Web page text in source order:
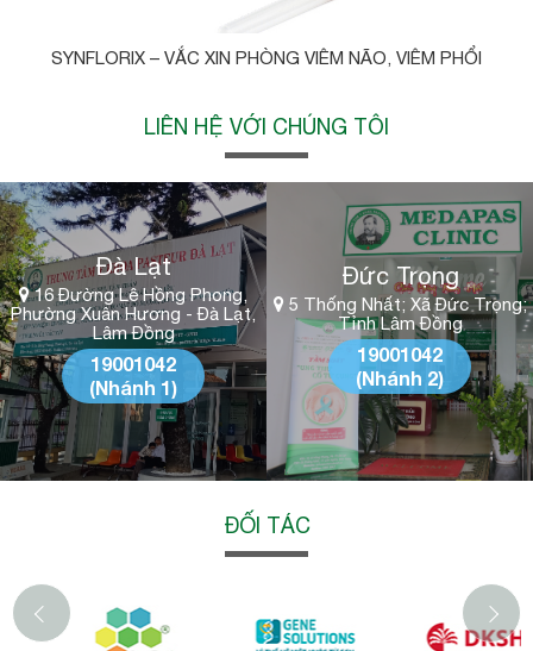
SYNFLORIX – VẮC XIN PHÒNG VIÊM NÃO, VIÊM PHỔI
LIÊN HỆ VỚI CHÚNG TÔI
Đà Lạt
16 Đường Lê Hồng Phong,
Phường Xuân Hương - Đà Lạt,
Lâm Đồng
19001042
(Nhánh 1)
Đức Trọng
5 Thống Nhất; Xã Đức Trọng;
Tỉnh Lâm Đồng
19001042
(Nhánh 2)
ĐỐI TÁC
‹